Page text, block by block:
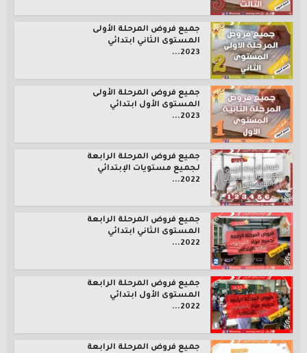
جميع فروض المرحلة الأولى
المستوى الثاني ابتدائي
2023...
جميع فروض المرحلة الأولى
المستوى الأول ابتدائي
2023...
جميع فروض المرحلة الرابعة
لجميع مستويات الإبتدائي
2022...
جميع فروض المرحلة الرابعة
المستوى الثاني ابتدائي
2022...
جميع فروض المرحلة الرابعة
المستوى الأول ابتدائي
2022...
جميع فروض المرحلة الرابعة